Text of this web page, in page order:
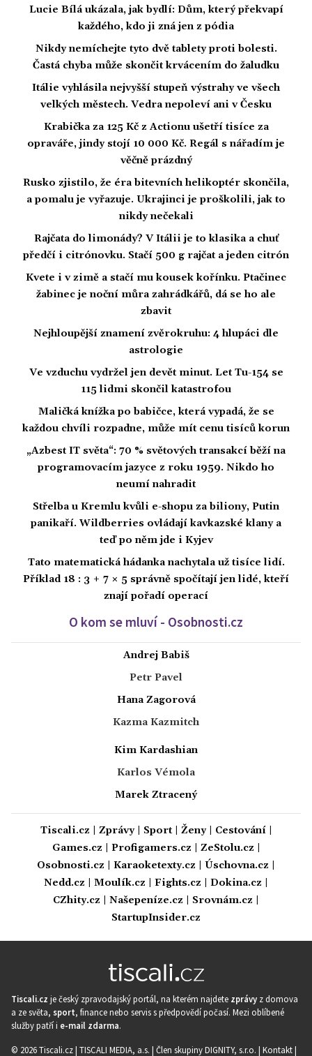
Lucie Bílá ukázala, jak bydlí: Dům, který překvapí
každého, kdo ji zná jen z pódia
Nikdy nemíchejte tyto dvě tablety proti bolesti.
Častá chyba může skončit krvácením do žaludku
Itálie vyhlásila nejvyšší stupeň výstrahy ve všech
velkých městech. Vedra nepoleví ani v Česku
Krabička za 125 Kč z Actionu ušetří tisíce za
opraváře, jindy stojí 10 000 Kč. Regál s nářadím je
věčně prázdný
Rusko zjistilo, že éra bitevních helikoptér skončila,
a pomalu je vyřazuje. Ukrajinci je proškolili, jak to
nikdy nečekali
Rajčata do limonády? V Itálii je to klasika a chuť
předčí i citrónovku. Stačí 500 g rajčat a jeden citrón
Kvete i v zimě a stačí mu kousek kořínku. Ptačinec
žabinec je noční můra zahrádkářů, dá se ho ale
zbavit
Nejhloupější znamení zvěrokruhu: 4 hlupáci dle
astrologie
Ve vzduchu vydržel jen devět minut. Let Tu-154 se
115 lidmi skončil katastrofou
Maličká knížka po babičce, která vypadá, že se
každou chvíli rozpadne, může mít cenu tisíců korun
„Azbest IT světa“: 70 % světových transakcí běží na
programovacím jazyce z roku 1959. Nikdo ho
neumí nahradit
Střelba u Kremlu kvůli e-shopu za biliony, Putin
panikaří. Wildberries ovládají kavkazské klany a
teď po něm jde i Kyjev
Tato matematická hádanka nachytala už tisíce lidí.
Příklad 18 : 3 + 7 × 5 správně spočítají jen lidé, kteří
znají pořadí operací
O kom se mluví - Osobnosti.cz
Andrej Babiš
Petr Pavel
Hana Zagorová
Kazma Kazmitch
Kim Kardashian
Karlos Vémola
Marek Ztracený
Tiscali.cz Zprávy| Sport| Ženy| Cestování|
Games.cz
Profigamers.cz ZeStolu.cz
Osobnosti.cz
Karaoketexty.cz Úschovna.cz
Nedd.cz
Moulík.cz Fights.cz Dokina.cz
CZhity.cz
Našepeníze.cz Srovnám.cz
StartupInsider.cz
Tiscali.cz je český zpravodajský portál, na kterém najdete zprávy z domova
a ze světa, sport, finance nebo servis s předpovědí počasí. Mezi oblíbené
služby patří i e-mail zdarma.
© 2026 Tiscali.cz | TISCALI MEDIA, a.s. | Člen skupiny DIGNITY, s.r.o. | Kontakt|